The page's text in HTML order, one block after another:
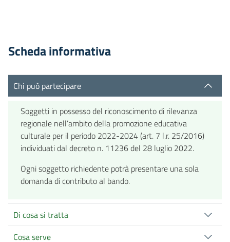
Scheda informativa
Chi può partecipare
Soggetti in possesso del riconoscimento di rilevanza
regionale nell’ambito della promozione educativa
culturale per il periodo 2022-2024 (art. 7 l.r. 25/2016)
individuati dal decreto n. 11236 del 28 luglio 2022.
Ogni soggetto richiedente potrà presentare una sola
domanda di contributo al bando.
Di cosa si tratta
Cosa serve